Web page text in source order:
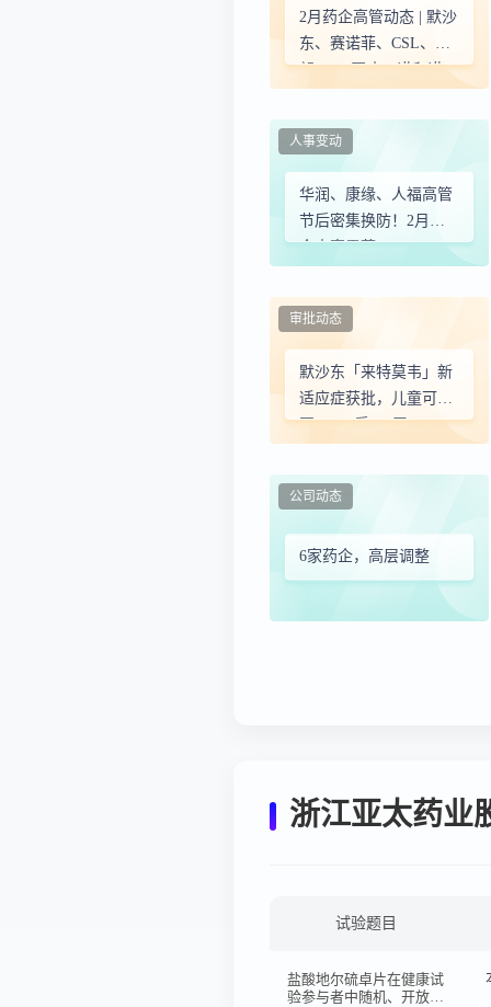
2月药企高管动态 | 默沙
东、赛诺菲、CSL、贝
朗、GE医疗、诺和诺
力、恒瑞医药、中国医
药、华润医药等全球药
企人事变动
华润、康缘、人福高管
节后密集换防！2月药
企人事震荡
人事变动
默沙东「来特莫韦」新
适应症获批，儿童可用
至HSCT后200天
审批动态
6家药企，高层调整
公司动态
浙江亚太药业
试验题目
盐酸地尔硫卓片在健康试
验参与者中随机、开放、